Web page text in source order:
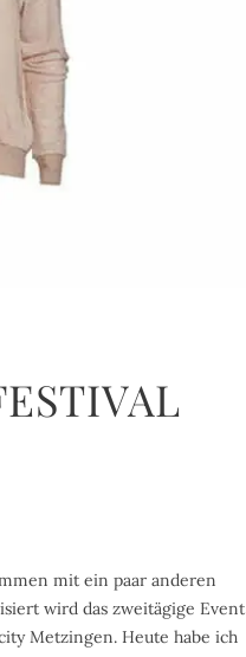
mit ein paar anderen
wird das zweitägige Event
Metzingen. Heute habe ich